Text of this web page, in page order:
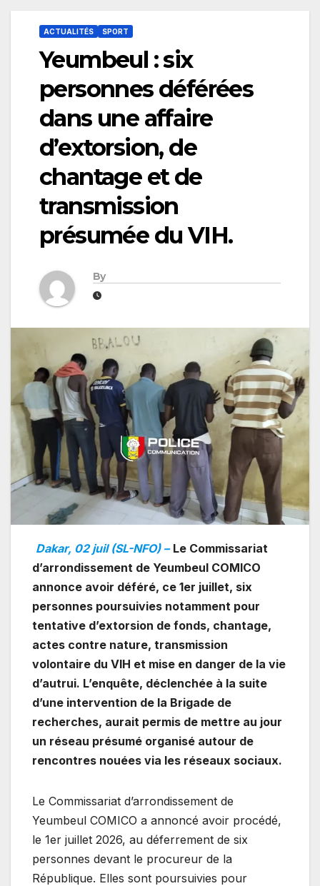
ACTUALITÉS SPORT
Yeumbeul : six
personnes déférées
dans une affaire
d’extorsion, de
chantage et de
transmission
présumée du VIH.
By
Dakar, 02 juil (SL-NFO) – Le Commissariat
d’arrondissement de Yeumbeul COMICO
annonce avoir déféré, ce 1er juillet, six
personnes poursuivies notamment pour
tentative d’extorsion de fonds, chantage,
actes contre nature, transmission
volontaire du VIH et mise en danger de la vie
d’autrui. L’enquête, déclenchée à la suite
d’une intervention de la Brigade de
recherches, aurait permis de mettre au jour
un réseau présumé organisé autour de
rencontres nouées via les réseaux sociaux.
Le Commissariat d’arrondissement de
Yeumbeul COMICO a annoncé avoir procédé,
le 1er juillet 2026, au déferrement de six
personnes devant le procureur de la
République. Elles sont poursuivies pour